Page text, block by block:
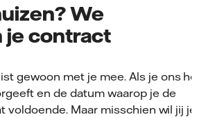
We
je contract
gewoon met je mee. Als je ons
en de datum waarop je de
voldoende. Maar misschien wil jij je